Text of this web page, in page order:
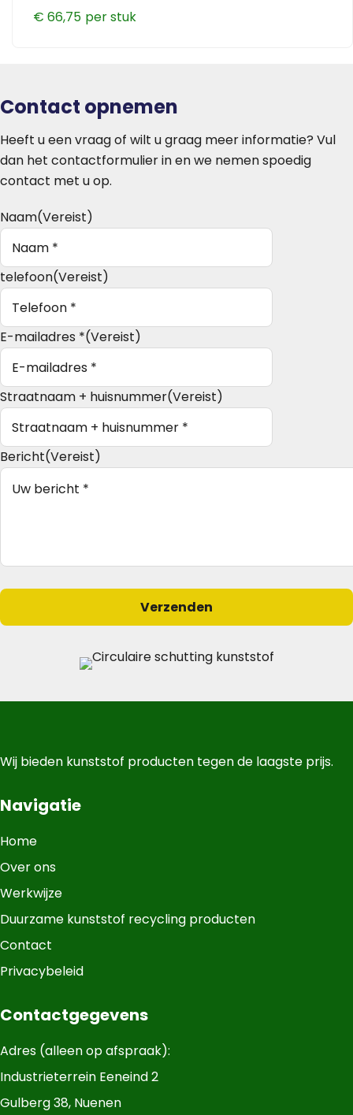
€ 66,75
Contact opnemen
Heeft u een vraag of wilt u graag meer informatie? Vul
dan het contactformulier in en we nemen spoedig
contact met u op.
Naam(Vereist)
telefoon(Vereist)
E-mailadres *(Vereist)
Straatnaam + huisnummer(Vereist)
Bericht(Vereist)
Wij bieden kunststof producten tegen de laagste prijs.
Navigatie
Home
Over ons
Werkwijze
Duurzame kunststof recycling producten
Contact
Privacybeleid
Contactgegevens
Adres (alleen op afspraak):
Industrieterrein Eeneind 2
Gulberg 38, Nuenen